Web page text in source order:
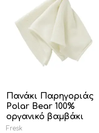
Πανάκι Παρηγοριάς
Polar Bear 100%
οργανικό βαμβάκι
Fresk